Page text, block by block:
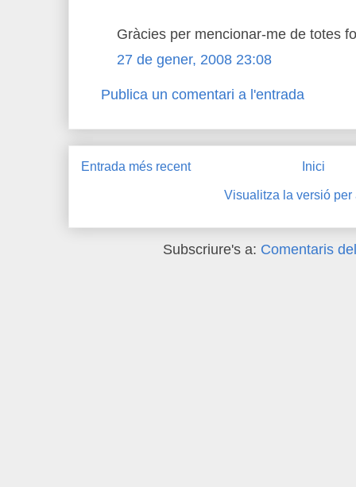
Gràcies per mencionar-me de totes
27 de gener, 2008 23:08
Publica un comentari a l'entrada
Entrada més recent Inici
Visualitza la versió per
Subscriure's a: Comentaris